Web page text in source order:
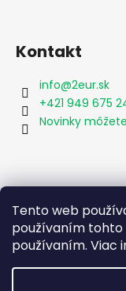
Tento web
používaním tohto
používaním. Viac
Kontakt
info@2eur.sk
+421 949 675
Novinky